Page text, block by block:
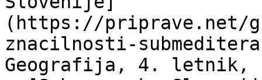
(https://priprave.net/
znacilnosti-
Geografija, 4. letnik,